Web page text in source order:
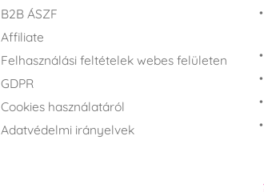
B2B ÁSZF
Affiliate
Felhasználási feltételek webes felületen
GDPR
Cookies használatáról
Adatvédelmi irányelvek